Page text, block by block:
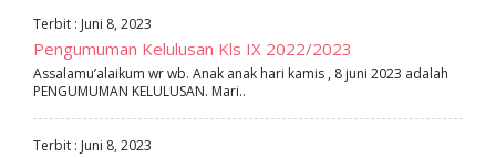
Terbit : Juni 8, 2023
Pengumuman Kelulusan Kls IX 2022/2023
Assalamu’alaikum wr wb. Anak anak hari kamis , 8 juni 2023 adalah
PENGUMUMAN KELULUSAN. Mari..
Terbit : Juni 8, 2023